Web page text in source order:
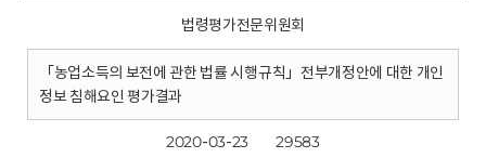
법령평가전문위원회
「농업소득의 보전에 관한 법률 시행규칙」전부개정안에 대한 개인
정보 침해요인 평가결과
2020-03-23 29583